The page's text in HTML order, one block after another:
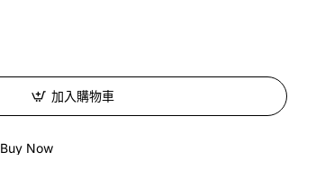
加入購物車
Buy Now